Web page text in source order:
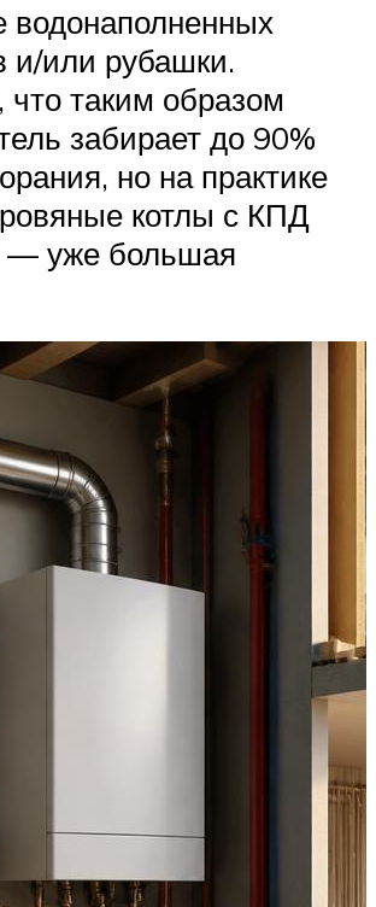
водонаполненных
и/или рубашки.
что таким образом
забирает до 90%
но на практике
котлы с КПД
уже большая